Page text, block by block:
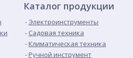
Каталог продукции
Электроинструменты
Садовая техника
Климатическая техника
Ручной инструмент